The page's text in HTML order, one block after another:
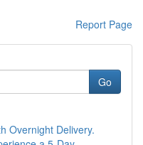
Report Page
Go
Overnight Delivery.